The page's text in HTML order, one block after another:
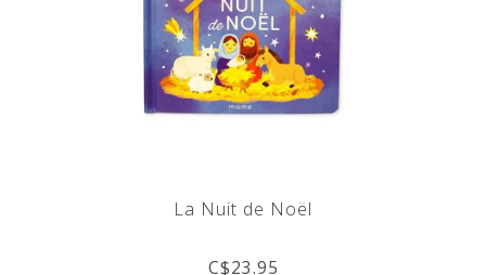
La Nuit de Noël
C$23.95